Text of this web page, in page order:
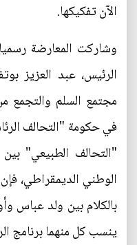
الآن تفكيكها.
وشاركت المعارضة
مجتمع السلم والتجمع
"التحالف الطبيعي"
الوطني الديمقراطي،
بالكلام بين ولد عباس
ينسب كل منهما برنامج